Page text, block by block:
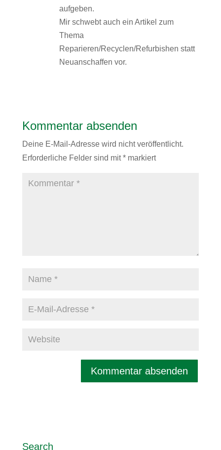
aufgeben.
Mir schwebt auch ein Artikel zum
Thema
Reparieren/Recyclen/Refurbishen statt
Neuanschaffen vor.
Kommentar absenden
Deine E-Mail-Adresse wird nicht veröffentlicht.
Erforderliche Felder sind mit*markiert
Search